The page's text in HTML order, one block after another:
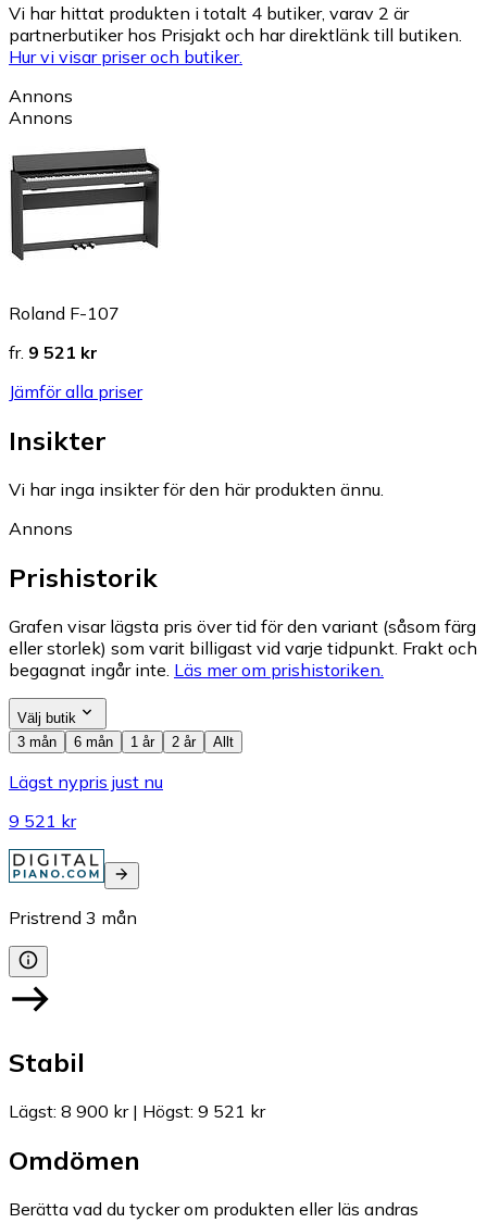
Vi har hittat produkten i totalt 4 butiker, varav 2 är
partnerbutiker hos Prisjakt och har direktlänk till butiken.
Hur vi visar priser och butiker.
Annons
Annons
Roland F-107
fr. 9 521 kr
Jämför alla priser
Insikter
Vi har inga insikter för den här produkten ännu.
Annons
Prishistorik
Grafen visar lägsta pris över tid för den variant (såsom färg
eller storlek) som varit billigast vid varje tidpunkt. Frakt och
begagnat ingår inte. Läs mer om prishistoriken.
Välj butik
3 mån
6 mån 1 år 2 år Allt
Lägst nypris just nu
9 521 kr
Pristrend 3 mån
Stabil
Lägst: 8 900 kr| Högst: 9 521 kr
Omdömen
Berätta vad du tycker om produkten eller läs andras